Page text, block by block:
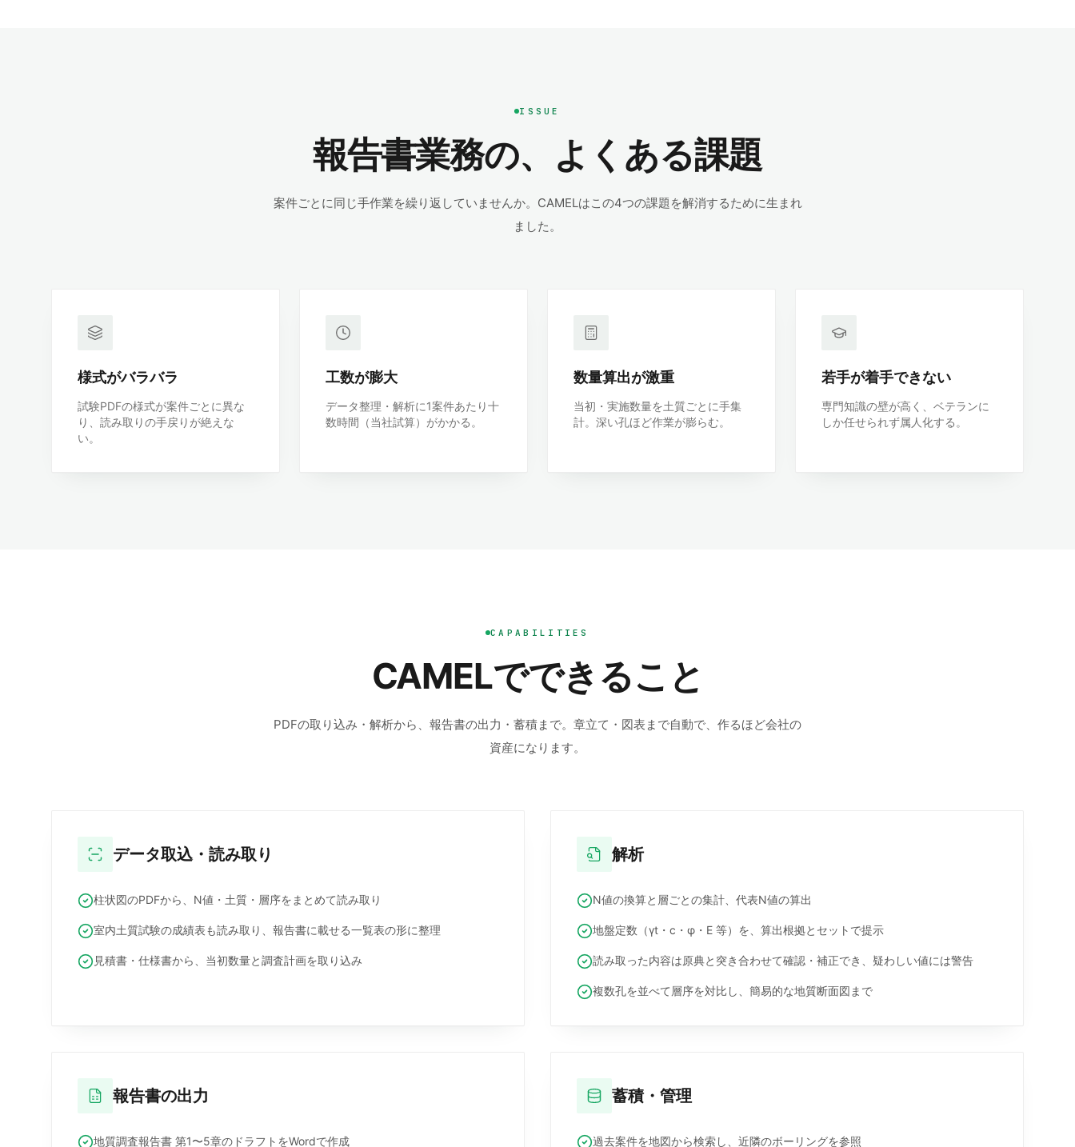
ISSUE
報告書業務の、よくある課題
案件ごとに同じ手作業を繰り返していませんか。CAMELはこの4つの課題を解消するために生まれ
ました。
様式がバラバラ
試験PDFの様式が案件ごとに異な
り、読み取りの手戻りが絶えな
い。
工数が膨大
データ整理・解析に1案件あたり十
数時間（当社試算）がかかる。
数量算出が激重
当初・実施数量を土質ごとに手集
計。深い孔ほど作業が膨らむ。
若手が着手できない
専門知識の壁が高く、ベテランに
しか任せられず属人化する。
CAPABILITIES
CAMELでできること
PDFの取り込み・解析から、報告書の出力・蓄積まで。章立て・図表まで自動で、作るほど会社の
資産になります。
データ取込・読み取り
柱状図のPDFから、N値・土質・層序をまとめて読み取り
室内土質試験の成績表も読み取り、報告書に載せる一覧表の形に整理
見積書・仕様書から、当初数量と調査計画を取り込み
解析
N値の換算と層ごとの集計、代表N値の算出
地盤定数（γt・c・φ・E 等）を、算出根拠とセットで提示
読み取った内容は原典と突き合わせて確認・補正でき、疑わしい値には警告
複数孔を並べて層序を対比し、簡易的な地質断面図まで
報告書の出力
地質調査報告書 第1〜5章のドラフトをWordで作成
蓄積・管理
過去案件を地図から検索し、近隣のボーリングを参照